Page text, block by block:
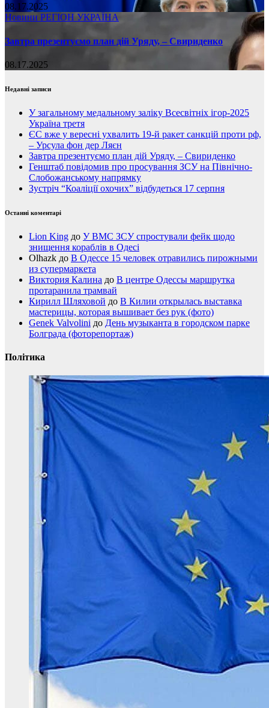
08.17.2025
Новини РЕГІОН УКРАЇНА
Завтра презентуємо план дій Уряду, – Свириденко
08.17.2025
Недавні записи
У загальному медальному заліку Всесвітніх ігор-2025
Україна третя
ЄС вже у вересні ухвалить 19-й ракет санкцій проти рф,
– Урсула фон дер Ляєн
Завтра презентуємо план дій Уряду, – Свириденко
Генштаб повідомив про просування ЗСУ на Північно-
Слобожанському напрямку
Зустріч “Коаліції охочих” відбудеться 17 серпня
Останні коментарі
Lion King до У ВМС ЗСУ спростували фейк щодо
знищення кораблів в Одесі
Olhazk до В Одессе 15 человек отравились пирожными
из супермаркета
Виктория Калина до В центре Одессы маршрутка
протаранила трамвай
Кирилл Шляховой до В Килии открылась выставка
мастерицы, которая вышивает без рук (фото)
Genek Valvolini до День музыканта в городском парке
Болграда (фоторепортаж)
Політика